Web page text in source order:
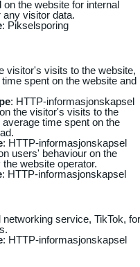
the website for internal
visitor data.
: Pikselsporing
visitor's visits to the website,
spent on the website and
: HTTP-informasjonskapsel
the visitor's visits to the
time spent on the
: HTTP-informasjonskapsel
users' behaviour on the
website operator.
: HTTP-informasjonskapsel
service, TikTok, for
: HTTP-informasjonskapsel